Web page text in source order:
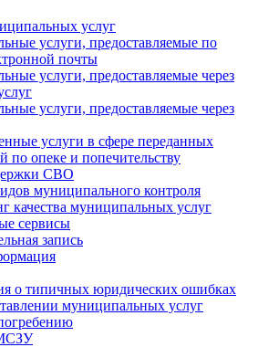
услуг
услуги, предоставляемые по
почты
услуги, предоставляемые через
услуги, предоставляемые через
услуги в сфере переданных
по опеке и попечительству
СВО
муниципального контроля
качества муниципальных услуг
сервисы
запись
о типичных юридических ошибках
муниципальных услуг